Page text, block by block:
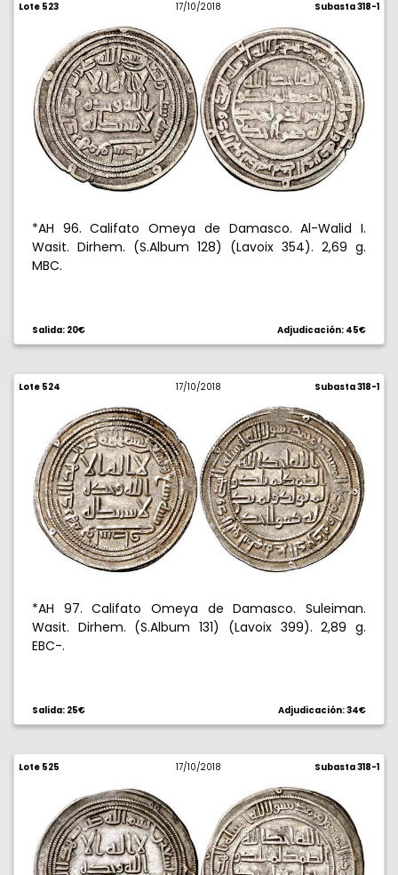
Lote 523 17/10/2018 Subasta 318-1
*AH 96. Califato Omeya de Damasco. Al-Walid I.
Wasit. Dirhem. (S.Album 128) (Lavoix 354). 2,69 g.
MBC.
Salida: 20€ Adjudicación: 45€
Lote 524 17/10/2018 Subasta 318-1
*AH 97. Califato Omeya de Damasco. Suleiman.
Wasit. Dirhem. (S.Album 131) (Lavoix 399). 2,89 g.
EBC-.
Salida: 25€ Adjudicación: 34€
Lote 525 17/10/2018 Subasta 318-1